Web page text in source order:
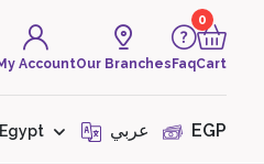
AccountOur Branches Faq
0
Cart
Egypt عربي EGP